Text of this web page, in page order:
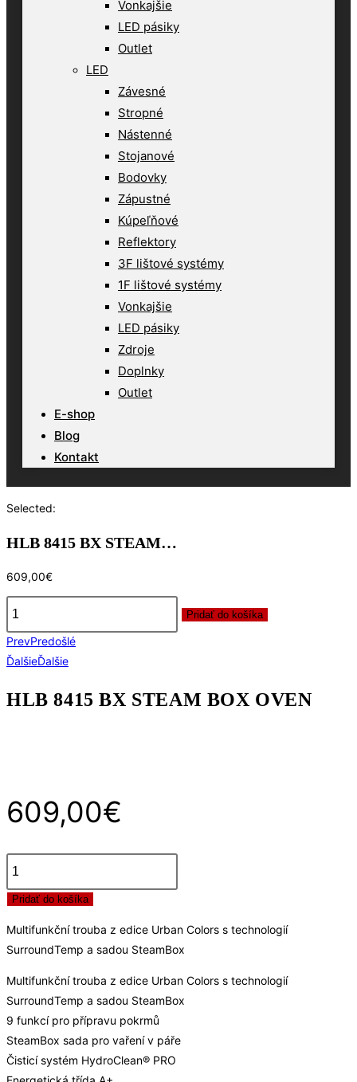
Vonkajšie
LED pásiky
Outlet
LED
Závesné
Stropné
Nástenné
Stojanové
Bodovky
Zápustné
Kúpeľňové
Reflektory
3F lištové systémy
1F lištové systémy
Vonkajšie
LED pásiky
Zdroje
Doplnky
Outlet
E-shop
Blog
Kontakt
Selected:
HLB 8415 BX STEAM…
609,00€
HLB
8415
STEAM
Pridať do košíka
PrevPredošlé
ĎalšieĎalšie
HLB 8415 BX STEAM BOX OVEN
609,00€
HLB
BOX
OVEN
Pridať do košíka
Multifunkční trouba z edice Urban Colors s technologií
SurroundTemp a sadou SteamBox
Multifunkční trouba z edice Urban Colors s technologií
SurroundTemp a sadou SteamBox
9 funkcí pro přípravu pokrmů
SteamBox sada pro vaření v páře
Čisticí systém HydroClean® PRO